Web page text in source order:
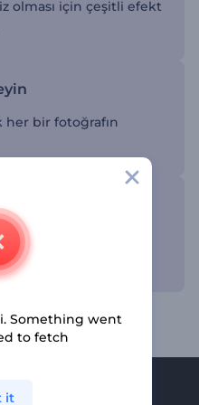
olması için çeşitli efekt
her bir fotoğrafın
şarkılar gibi slayt
seçin.
Something went
to fetch
it